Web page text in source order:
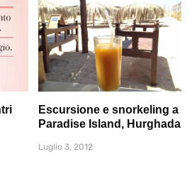
Escursione e snorkeling a
Paradise Island, Hurghada
Luglio 3, 2012